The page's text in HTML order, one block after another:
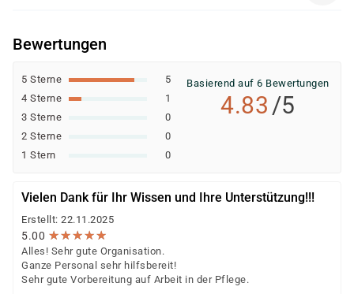
Agentur für Arbeit (Bildungsgutschein nach SGB II
oder SGB III)
Jobcenter (können eine Förderung empfehlen
bzw. veranlassen; die Ausstellung des
Bildungsgutscheins erfolgt durch die Agentur für
Arbeit)
Deutsche Rentenversicherung
Weitere öffentliche oder private Kostenträger
Ob eine Förderung oder Kostenübernahme möglich ist,
entscheidet der jeweilige Kostenträger nach einer
Bewertungen
5 Sterne
5
4 Sterne
1
3 Sterne
0
2 Sterne
0
1 Stern
0
Basierend auf 6 Bewertungen
4.83 /5
Vielen Dank für Ihr Wissen und Ihre Unterstützung!!!
Erstellt: 22.11.2025
5.00 ★★★★★
★★★★★
Alles! Sehr gute Organisation.
Ganze Personal sehr hilfsbereit!
Sehr gute Vorbereitung auf Arbeit in der Pflege.